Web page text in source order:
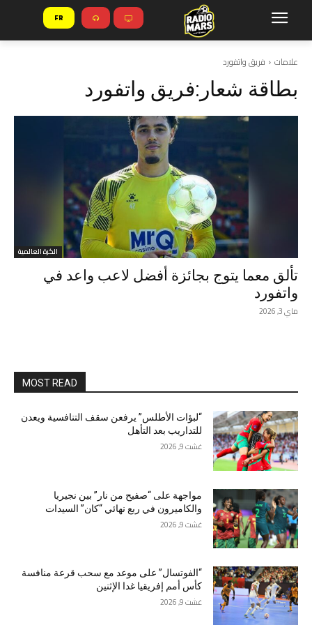
FR
علامات فريق واتفورد
بطاقة شعار:فريق واتفورد
الكرة العالمية
تألق معما يتوج بجائزة أفضل لاعب واعد في
واتفورد
ماي 3, 2026
MOST READ
“لبؤات الأطلس” يرفعن سقف التنافسية ويعدن
للتداريب بعد التأهل
غشت 9, 2026
مواجهة على “صفيح من نار” بين نجيريا
والكاميرون في ربع نهائي “كان” السيدات
غشت 9, 2026
“الفوتسال” على موعد مع سحب قرعة منافسة
كأس أمم إفريقيا غدا الإثنين
غشت 9, 2026